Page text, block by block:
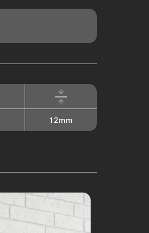
12mm